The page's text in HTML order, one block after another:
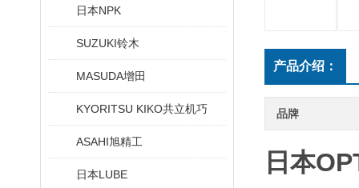
日本NPK
SUZUKI铃木
MASUDA增田
KYORITSU KIKO共立机巧
ASAHI旭精工
日本LUBE
产品介绍：
品牌
日本